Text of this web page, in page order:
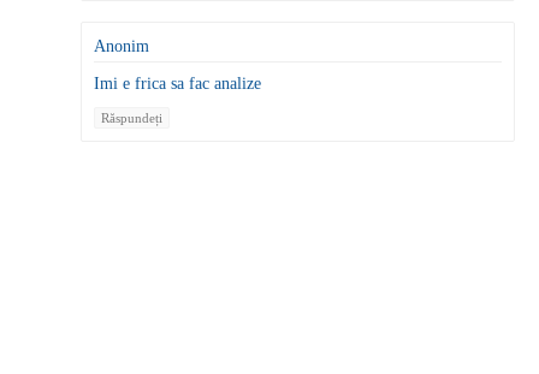
Anonim
Imi e frica sa fac analize
Răspundeți